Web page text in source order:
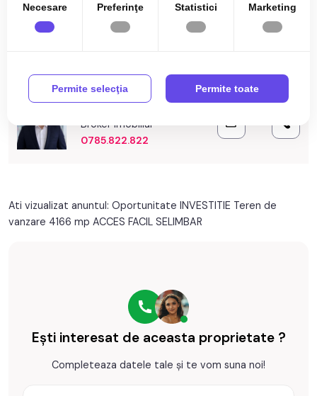
intr-un spatiu cu potential, pregatit sa gazduiasca planurile si
proiectele dumneavoastra de viitor.
/ id: P27178
Citește mai mult
Dragos Gheorghe
Broker Imobiliar
0785.822.822
Ati vizualizat anuntul: Oportunitate INVESTITIE Teren de
vanzare 4166 mp ACCES FACIL SELIMBAR
Ești interesat de aceasta proprietate ?
Completeaza datele tale și te vom suna noi!
Necesare Preferinţe Statistici Marketing
Permite selecţia Permite toate